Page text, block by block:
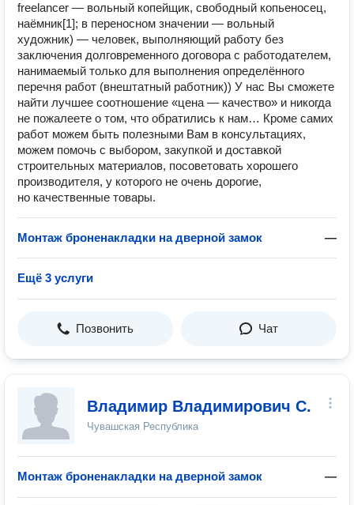
freelancer — вольный копейщик, свободный копьеносец,
наёмник[1]; в переносном значении — вольный
художник) — человек, выполняющий работу без
заключения долговременного договора с работодателем,
нанимаемый только для выполнения определённого
перечня работ (внештатный работник)) У нас Вы сможете
найти лучшее соотношение «цена — качество» и никогда
не пожалеете о том, что обратились к нам… Кроме самих
работ можем быть полезными Вам в консультациях,
можем помочь с выбором, закупкой и доставкой
строительных материалов, посоветовать хорошего
производителя, у которого не очень дорогие,
но качественные товары.
Монтаж броненакладки на дверной замок —
Ещё 3 услуги
Позвонить Чат
Владимир Владимирович С.
Чувашская Республика
Монтаж броненакладки на дверной замок —